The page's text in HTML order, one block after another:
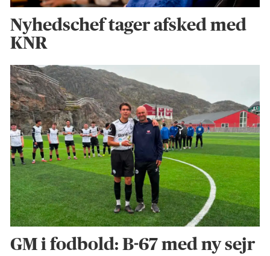
Nyhedschef tager afsked med
KNR
GM i fodbold: B-67 med ny sejr